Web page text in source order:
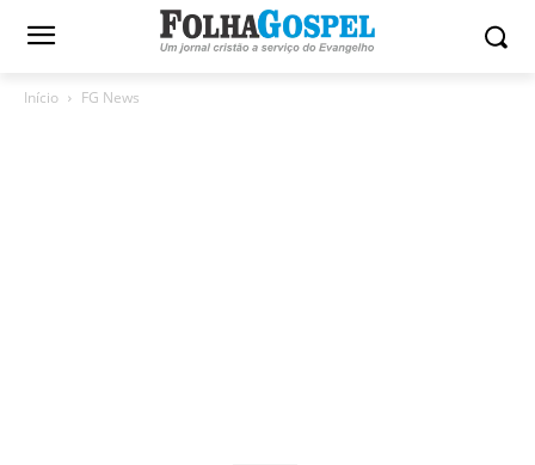
Início FG News